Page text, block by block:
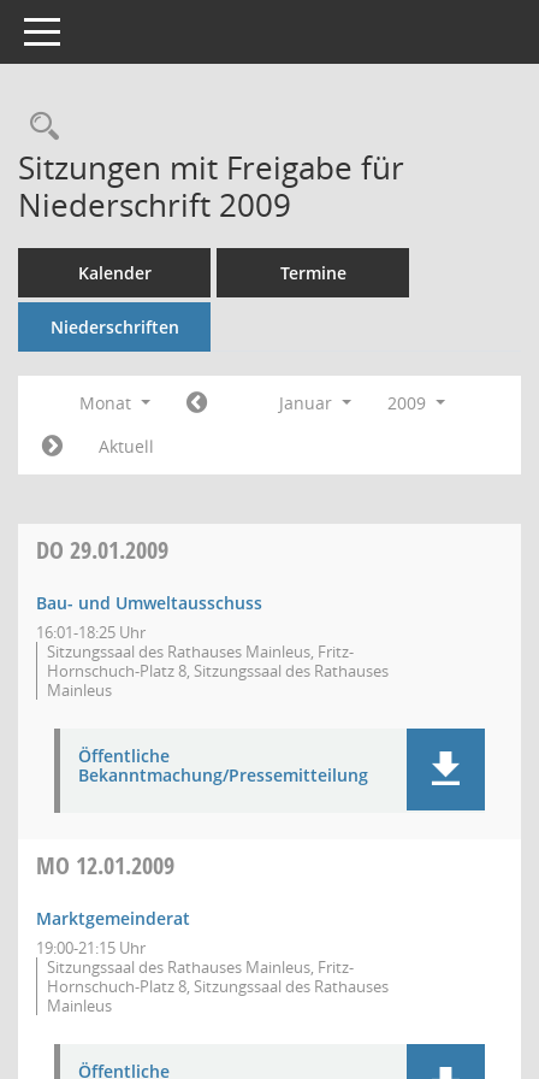
Toggle navigation
Rechercheauswahl
Sitzungen mit Freigabe für
Niederschrift 2009
Kalender Termine
Niederschriften
Monat Januar
2009
Aktuell
DO 29.01.2009
Bau- und Umweltausschuss
16:01-18:25 Uhr
Sitzungssaal des Rathauses Mainleus, Fritz-
Hornschuch-Platz 8, Sitzungssaal des Rathauses
Mainleus
Öffentliche
Bekanntmachung/Pressemitteilung
MO 12.01.2009
Marktgemeinderat
19:00-21:15 Uhr
Sitzungssaal des Rathauses Mainleus, Fritz-
Hornschuch-Platz 8, Sitzungssaal des Rathauses
Mainleus
Öffentliche